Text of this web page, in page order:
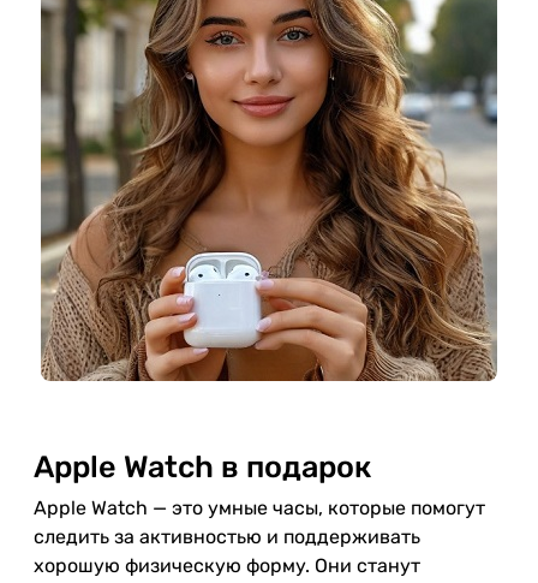
Apple Watch в подарок
Apple Watch — это умные часы, которые помогут
следить за активностью и поддерживать
хорошую физическую форму. Они станут